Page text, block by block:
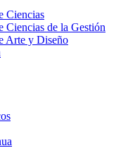
Ciencias
Ciencias de la Gestión
Arte y Diseño